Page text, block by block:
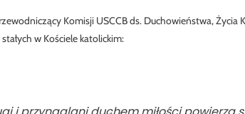
Komisji USCCB ds. Duchowieństwa, Życia
w Kościele katolickim: